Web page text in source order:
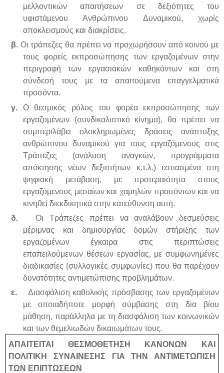
μελλοντικών απαιτήσεων σε δεξιότητες του
υφιστάμενου Ανθρώπινου Δυναμικού, χωρίς
αποκλεισμούς και διακρίσεις.
β. Οι τράπεζες θα πρέπει να προχωρήσουν από κοινού με
τους φορείς εκπροσώπησης των εργαζομένων στην
περιγραφή των εργασιακών καθηκόντων και στη
σύνδεσή τους με τα απαιτούμενα επαγγελματικά
προσόντα.
γ. Ο θεσμικός ρόλος του φορέα εκπροσώπησης των
εργαζομένων (συνδικαλιστικό κίνημα), θα πρέπει να
συμπεριλάβει ολοκληρωμένες δράσεις ανάπτυξης
ανθρώπινου δυναμικού για τους εργαζόμενους στις
Τράπεζες (ανάλυση αναγκών, προγράμματα
απόκτησης νέων δεξιοτήτων κ.τ.λ.) εστιασμένα στη
ψηφιακή μετάβαση, με προτεραιότητα στους
εργαζόμενους μεσαίων και χαμηλών προσόντων και να
κινηθεί διεκδικητικά στην κατεύθυνση αυτή.
δ. Οι Τράπεζες πρέπει να αναλάβουν δεσμεύσεις
μέριμνας και δημιουργίας δομών στήριξης των
εργαζομένων έγκαιρα στις περιπτώσεις
επαπειλούμενων θέσεων εργασίας, με συμφωνημένες
διαδικασίες (συλλογικές συμφωνίες) που θα παρέχουν
δυνατότητες αντιμετώπισης προβλημάτων.
ε. Διασφάλιση καθολικής πρόσβασης των εργαζομένων
με οποιαδήποτε μορφή σύμβασης στη δια βίου
μάθηση, παράλληλα με τη διασφάλιση των κοινωνικών
και των θεμελιωδών δικαιωμάτων τους.
ΑΠΑΙΤΕΙΤΑΙ ΘΕΣΜΟΘΕΤΗΣΗ ΚΑΝΟΝΩΝ ΚΑΙ
ΠΟΛΙΤΙΚΗ ΣΥΝΑΙΝΕΣΗΣ ΓΙΑ ΤΗΝ ΑΝΤΙΜΕΤΩΠΙΣΗ
ΤΩΝ ΕΠΙΠΤΩΣΕΩΝ